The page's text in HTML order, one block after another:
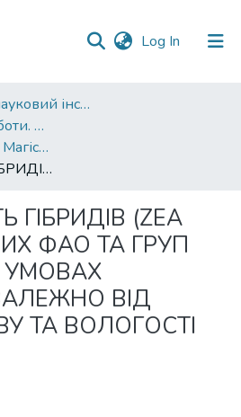
Log In (current)
Навчально-науковий інститут агротехнологій, селекції та екології
Кваліфікаційні роботи. ННІ агротехнологій, селекції та екології
201 «Агрономія» - Магістри 2024-2025
УРОЖАЙНІСТЬ ГІБРИДІВ (ZEA MAYS L.) РІЗНИХ ФАО ТА ГРУП СТИГЛОСТІ В УМОВАХ ЛІСОСТЕПУ ЗАЛЕЖНО ВІД НОРМИ ВИСІВУ ТА ВОЛОГОСТІ ЗЕРНА
ГІБРИДІВ (ZEA
ФАО ТА ГРУП
УМОВАХ
ВІД
ТА ВОЛОГОСТІ